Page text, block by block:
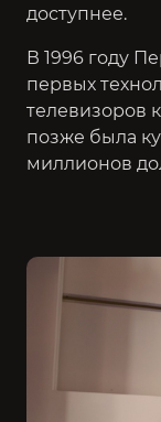
доступнее.
В 1996 году
первых
телевизоров
позже была
миллионов